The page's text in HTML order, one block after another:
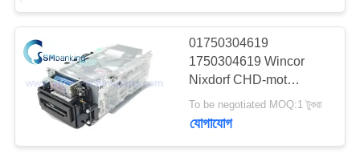
কারখানা
ভ্রমণ
নিয়ন্ত্রণ
NCR এটিএম অংশ
1858
01750304619
1750304619 Wincor
Nixdorf CHD-mot
ICT3H5-3A2790 বেসিক
DN250A কার্ড রিডার এটিএম
To be negotiated MOQ:1 টুকরা
যোগাযোগ